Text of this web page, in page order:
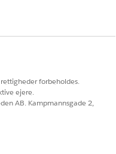
forbedre os!
Nej
forbeholdes.
ejere.
AB. Kampmannsgade 2,